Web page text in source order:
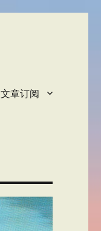
文章订阅